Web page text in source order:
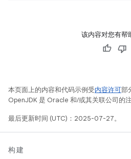
该内容对您有帮
本页面上的内容和代码示例受内容许可部
OpenJDK 是 Oracle 和/或其关联公司的注
最后更新时间 (UTC)：2025-07-27。
构建